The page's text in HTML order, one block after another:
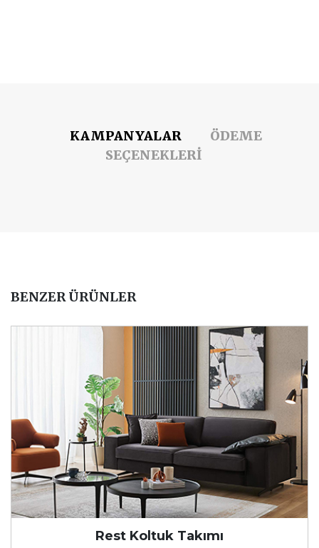
KAMPANYALAR
ÖDEME
SEÇENEKLERİ
BENZER ÜRÜNLER
Rest Koltuk Takımı